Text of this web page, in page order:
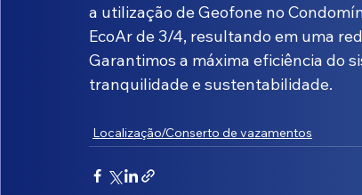
a utilização de Geofone no
EcoAr de 3/4, resultando em uma
Garantimos a máxima eficiência do
tranquilidade e sustentabilidade.
Localização/Conserto de vazamentos